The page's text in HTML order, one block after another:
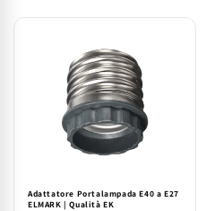
EK
EK
Adattatore Portalampada E40 a E27
ELMARK | Qualità EK